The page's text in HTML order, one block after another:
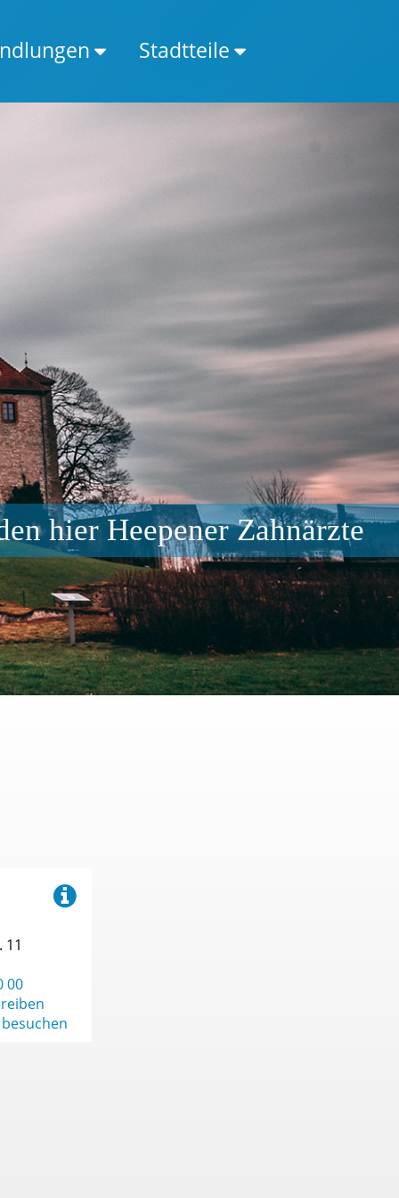
Alterszahnheilkunde
Parodontitis
Prophylaxe
Schienentherapie
Unsichtbare Zahnspange
Veneers
Weisheitszahnentfernung
Wurzelbehandlung
Wurzelspitzenresektion
Zahnersatz
Zahnkronen & -brücken
Zahnimplantate
Zahnreinigung (PZR)
Zahnschmuck
Stadtteile
Altenhagen
Dalpke
Deppendorf
Eckardtsheim
Gadderbaum
Gellershagen
Gräfinghagen
Großdornberg
Heepen
Hillegossen
Hoberge-
Uerentrup
Holtkamp
Innenstadt/Mitte
Jöllenbeck
Kirchdornberg
hier Heepener Zahnärzte
00